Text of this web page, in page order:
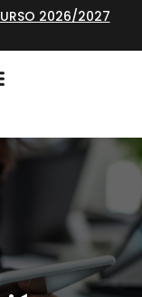
2026/2027